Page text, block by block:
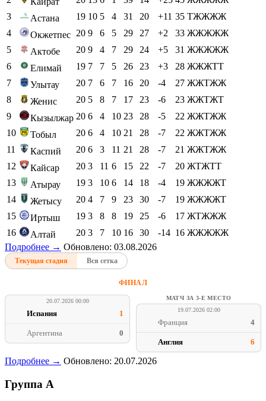
3
Астана 19 10 5 4 31 20 +11 35 ТЖЖЖЖ
4
Окжетпес 20 9 6 5 29 27 +2 33 ЖЖЖЖЖ
5
Актобе 20 9 4 7 29 24 +5 31 ЖЖЖЖЖ
6
Елимай 19 7 7 5 26 23 +3 28 ЖЖЖТТ
7
Улытау 20 7 6 7 16 20 -4 27 ЖЖТЖЖ
8
Женис 20 5 8 7 17 23 -6 23 ЖЖТЖТ
9
Кызылжар 20 6 4 10 23 28 -5 22 ЖЖТЖЖ
10
Тобыл 20 6 4 10 21 28 -7 22 ЖЖТЖЖ
11
Каспий 20 6 3 11 21 28 -7 21 ЖЖТЖЖ
12
Кайсар 20 3 11 6 15 22 -7 20 ЖТЖТТ
13
Атырау 19 3 10 6 14 18 -4 19 ЖЖЖЖТ
14
Жетысу 20 4 7 9 23 30 -7 19 ЖЖЖЖТ
15
Иртыш 19 3 8 8 19 25 -6 17 ЖТЖЖЖ
16
Алтай 20 3 7 10 16 30 -14 16 ЖЖЖЖЖ
Подробнее → Обновлено: 03.08.2026
Текущая стадия Вся сетка
ФИНАЛ
20.07.2026 00:00
Испания 1
Аргентина 0
МАТЧ ЗА 3-Е МЕСТО
19.07.2026 02:00
Франция 4
Англия 6
Подробнее → Обновлено: 20.07.2026
Группа A